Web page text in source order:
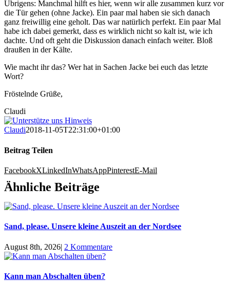
Übrigens: Manchmal hilft es hier, wenn wir alle zusammen kurz vor
die Tür gehen (ohne Jacke). Ein paar mal haben sie sich danach
ganz freiwillig eine geholt. Das war natürlich perfekt. Ein paar Mal
habe ich dabei gemerkt, dass es wirklich nicht so kalt ist, wie ich
dachte. Und oft geht die Diskussion danach einfach weiter. Bloß
draußen in der Kälte.
Wie macht ihr das? Wer hat in Sachen Jacke bei euch das letzte
Wort?
Fröstelnde Grüße,
Claudi
Claudi2018-11-05T22:31:00+01:00
Beitrag Teilen
FacebookXLinkedInWhatsAppPinterestE-Mail
Ähnliche Beiträge
Sand, please. Unsere kleine Auszeit an der Nordsee
August 8th, 2026| 2 Kommentare
Kann man Abschalten üben?